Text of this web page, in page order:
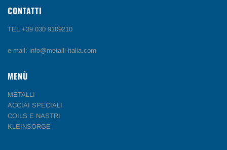
CONTATTI
TEL +39 030 9109210
e-mail: info@metalli-italia.com
MENÙ
METALLI
ACCIAI SPECIALI
COILS E NASTRI
KLEINSORGE